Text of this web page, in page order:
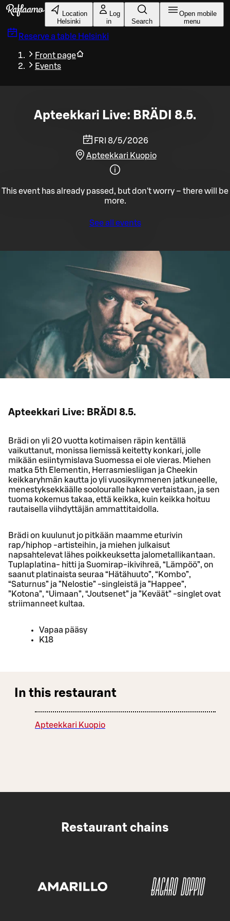
Skip to main content
Location
Helsinki
Log
in
Search
Open mobile
menu
Reserve a table Helsinki
Front page
Events
Apteekkari Live: BRÄDI 8.5.
FRI 8/5/2026
Apteekkari Kuopio
This event has already passed, but don't worry – there will be
more.
See all events
Apteekkari Live: BRÄDI 8.5.
Brädi on yli 20 vuotta kotimaisen räpin kentällä
vaikuttanut, monissa liemissä keitetty konkari, jolle
mikään esiintymislava Suomessa ei ole vieras. Miehen
matka 5th Elementin, Herrasmiesliigan ja Cheekin
keikkaryhmän kautta jo yli vuosikymmenen jatkuneelle,
menestyksekkäälle soolouralle hakee vertaistaan, ja sen
tuoma kokemus takaa, että keikka, kuin keikka hoituu
rautaisella viihdyttäjän ammattitaidolla.
Brädi on kuulunut jo pitkään maamme eturivin
rap/hiphop -artisteihin, ja miehen julkaisut
napsahtelevat lähes poikkeuksetta jalometallikantaan.
Tuplaplatina- hitti ja Suomirap-ikivihreä, “Lämpöö”, on
saanut platinaista seuraa “Hätähuuto”, “Kombo”,
“Saturnus” ja ”Nelostie” -singleistä ja ”Happee”,
”Kotona”, “Uimaan”, “Joutsenet” ja ”Keväät” -singlet ovat
striimanneet kultaa.
Vapaa pääsy
K18
In this restaurant
Apteekkari Kuopio
Restaurant chains